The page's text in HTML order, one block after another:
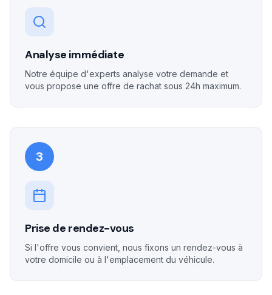
Analyse immédiate
Notre équipe d'experts analyse votre demande et
vous propose une offre de rachat sous 24h maximum.
3
Prise de rendez-vous
Si l'offre vous convient, nous fixons un rendez-vous à
votre domicile ou à l'emplacement du véhicule.